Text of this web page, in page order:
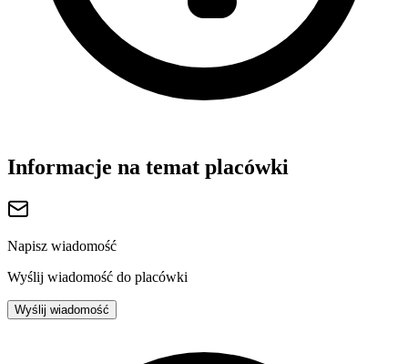
Informacje na temat placówki
Napisz wiadomość
Wyślij wiadomość do placówki
Wyślij wiadomość